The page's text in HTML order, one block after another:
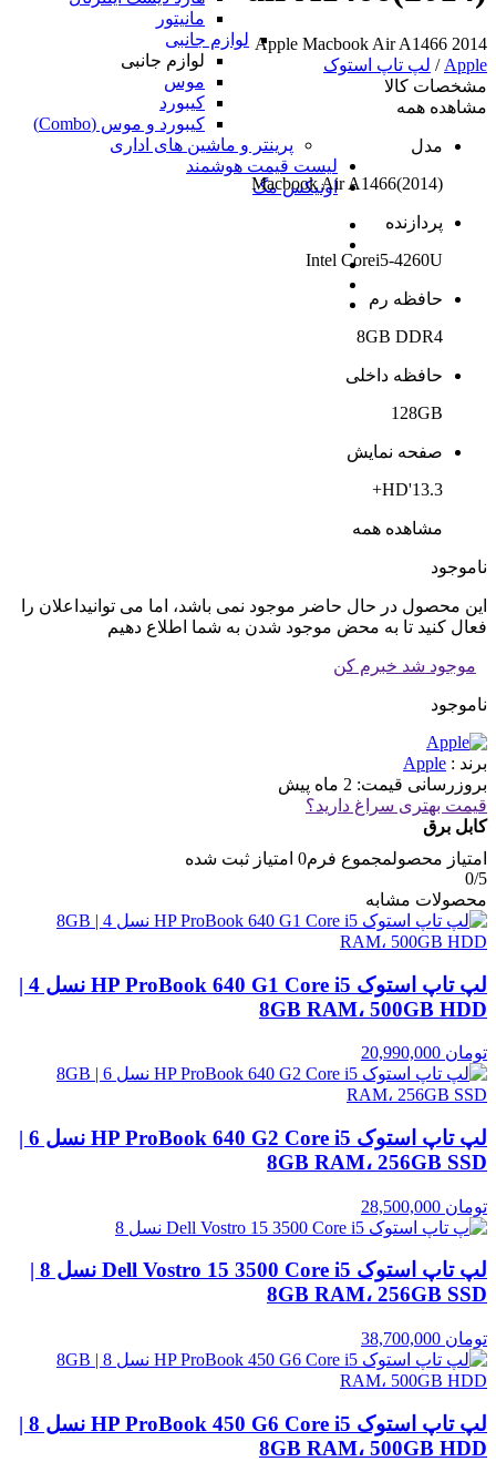
مانیتور
لوازم جانبی
لوازم جانبی
موس
کیبورد
کیبورد و موس (Combo)
پرینتر و ماشین های اداری
لیست قیمت هوشمند
اونیکس مگ
Apple Macbook Air A1466 2014
Apple
/ لپ تاپ استوک
مشخصات کالا
مشاهده همه
مدل
Macbook Air A1466(2014)
پردازنده
Intel Corei5-4260U
حافظه رم
8GB DDR4
حافظه داخلی
128GB
صفحه نمایش
13.3'HD+
مشاهده همه
ناموجود
این محصول در حال حاضر موجود نمی باشد، اما می توانیداعلان را
فعال کنید تا به محض موجود شدن به شما اطلاع دهیم
موجود شد خبرم کن
ناموجود
برند : Apple
بروزرسانی قیمت: 2 ماه پیش
قیمت بهتری سراغ دارید؟
کابل برق
امتیاز محصولمجموع فرم0 امتیاز ثبت شده
0/5
محصولات مشابه
لپ تاپ استوک HP ProBook 640 G1 Core i5 نسل 4 |
8GB RAM، 500GB HDD
تومان
لپ تاپ استوک HP ProBook 640 G2 Core i5 نسل 6 |
8GB RAM، 256GB SSD
تومان
لپ تاپ استوک Dell Vostro 15 3500 Core i5 نسل 8 |
8GB RAM، 256GB SSD
تومان
لپ تاپ استوک HP ProBook 450 G6 Core i5 نسل 8 |
8GB RAM، 500GB HDD